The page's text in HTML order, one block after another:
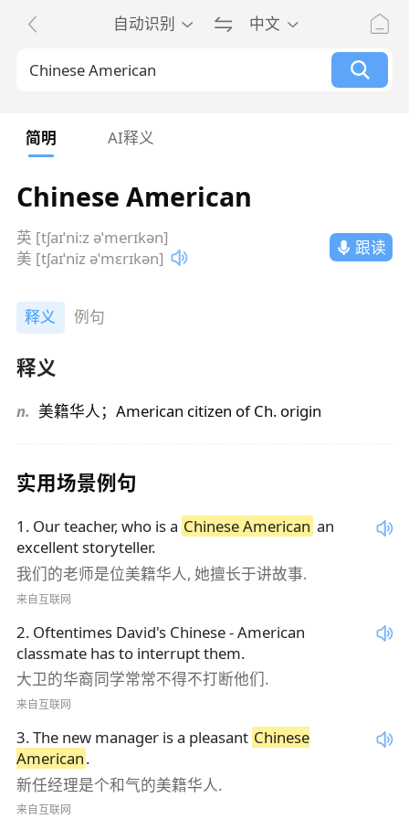
自动识别 中文
简明 AI释义
Chinese American
英 [tʃaɪˈni:z əˈmerɪkən]
美 [tʃaɪˈniz əˈmɛrɪkən]
跟读
释义 例句
释义
n. 美籍华人；American citizen of Ch. origin
实用场景例句
1 . Our teacher, who is a Chinese American an
excellent storyteller.
我们的老师是位美籍华人, 她擅长于讲故事.
来自互联网
2. Oftentimes David's Chinese - American
classmate has to interrupt them.
大卫的华裔同学常常不得不打断他们.
来自互联网
3.The new manager is a pleasant Chinese
American.
新任经理是个和气的美籍华人.
来自互联网